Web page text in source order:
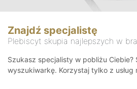
Znajdź specjalistę
Plebiscyt skupia najlepszych w
Szukasz specjalisty w pobliżu Ciebie?
wyszukiwarkę. Korzystaj tylko z usług